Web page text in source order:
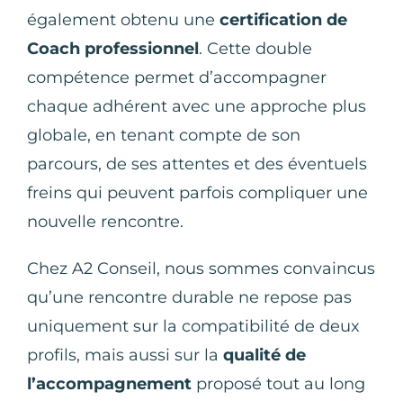
également obtenu une certification de
Coach professionnel. Cette double
compétence permet d’accompagner
chaque adhérent avec une approche plus
globale, en tenant compte de son
parcours, de ses attentes et des éventuels
freins qui peuvent parfois compliquer une
nouvelle rencontre.
Chez A2 Conseil, nous sommes convaincus
qu’une rencontre durable ne repose pas
uniquement sur la compatibilité de deux
profils, mais aussi sur la qualité de
l’accompagnement proposé tout au long